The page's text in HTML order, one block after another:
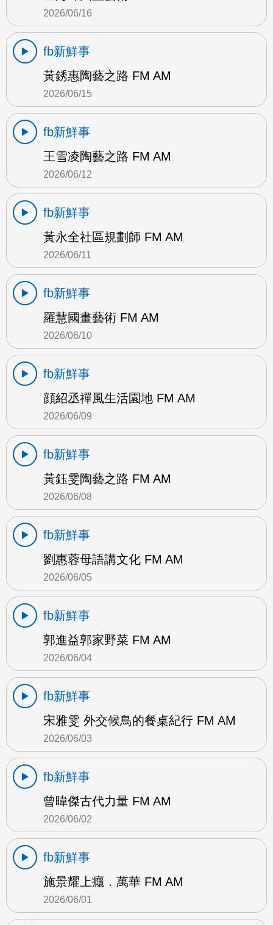
2026/06/16
fb新鮮事
黃銹惠陶藝之路 FM AM
2026/06/15
fb新鮮事
王雪凌陶藝之路 FM AM
2026/06/12
fb新鮮事
黃永全社區規劃師 FM AM
2026/06/11
fb新鮮事
羅慧國畫藝術 FM AM
2026/06/10
fb新鮮事
顔紹丞禪風生活園地 FM AM
2026/06/09
fb新鮮事
黃鈺雯陶藝之路 FM AM
2026/06/08
fb新鮮事
劉惠蓉母語講文化 FM AM
2026/06/05
fb新鮮事
郭進益郭家野菜 FM AM
2026/06/04
fb新鮮事
宋雅雯 外交候鳥的餐桌紀行 FM AM
2026/06/03
fb新鮮事
曾暐傑古代力量 FM AM
2026/06/02
fb新鮮事
施景耀上癮．萬華 FM AM
2026/06/01